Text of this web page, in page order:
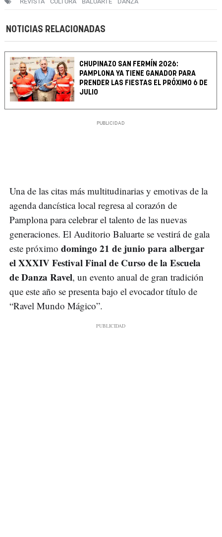
NOTICIAS RELACIONADAS
CHUPINAZO SAN FERMÍN 2026:
PAMPLONA YA TIENE GANADOR PARA
PRENDER LAS FIESTAS EL PRÓXIMO 6 DE
JULIO
Una de las citas más multitudinarias y emotivas de la
agenda dancística local regresa al corazón de
Pamplona para celebrar el talento de las nuevas
generaciones. El Auditorio Baluarte se vestirá de gala
este próximo domingo 21 de junio para albergar
el XXXIV Festival Final de Curso de la Escuela
de Danza Ravel, un evento anual de gran tradición
que este año se presenta bajo el evocador título de
“Ravel Mundo Mágico”.